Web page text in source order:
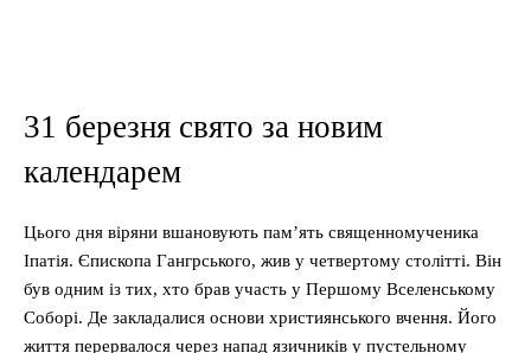
31 березня свято за новим
календарем
Цього дня віряни вшановують пам’ять священномученика
Іпатія. Єпископа Гангрського, жив у четвертому столітті. Він
був одним із тих, хто брав участь у Першому Вселенському
Соборі. Де закладалися основи християнського вчення. Його
життя перервалося через напад язичників у пустельному